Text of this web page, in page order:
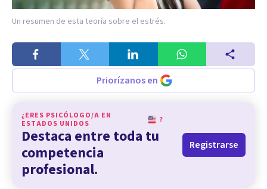
Un resumen de esta teoría sobre el estrés.
Priorízanos en
¿ERES PSICÓLOGO/A EN
ESTADOS UNIDOS
?
Destaca entre toda tu
competencia
profesional.
Registrarse